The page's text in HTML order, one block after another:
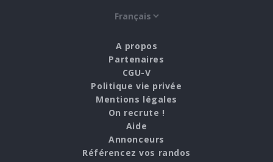
A propos
Partenaires
CGU-V
Politique vie privée
Mentions légales
On recrute !
Aide
Annonceurs
Référencez vos randos